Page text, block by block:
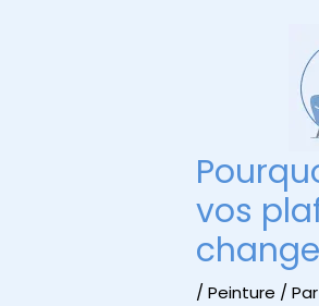
vos
/Peinture /